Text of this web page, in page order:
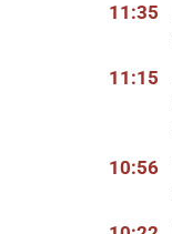
11:35
11:15
10:56